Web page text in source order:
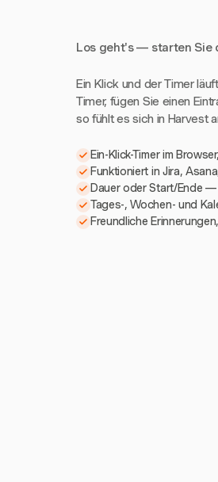
Los geht's — starten Sie
Ein Klick und der Timer
Timer, fügen Sie einen
so fühlt es sich in Harvest
Ein-Klick-Timer im
Funktioniert in Jira,
Dauer oder Start/Ende
Tages-, Wochen- und
Freundliche